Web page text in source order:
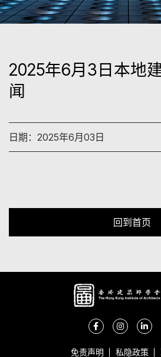
2025年6月3日本地
闻
日期：2025年6月03日
回到首页
免责声明 私隐政策